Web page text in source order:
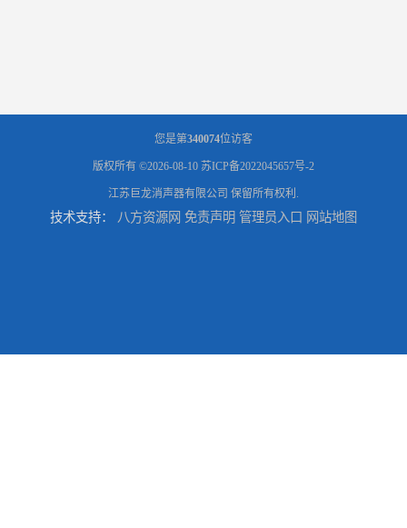
您是第340074位访客
版权所有 ©2026-08-10 苏ICP备2022045657号-2
江苏巨龙消声器有限公司 保留所有权利.
技术支持： 八方资源网 免责声明 管理员入口 网站地图